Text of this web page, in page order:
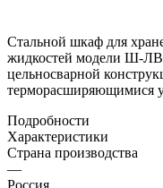
Стальной шкаф для
жидкостей модели Ш-
цельносварной
терморасширяющимися
Подробности
Характеристики
Страна производства
—
Россия